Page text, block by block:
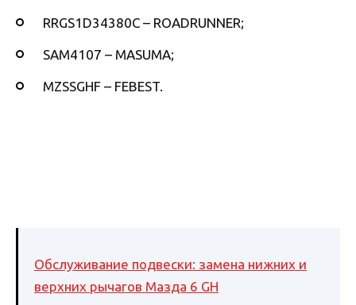
RRGS1D34380C – ROADRUNNER;
SAM4107 – MASUMA;
MZSSGHF – FEBEST.
Обслуживание подвески: замена нижних и
верхних рычагов Мазда 6 GH